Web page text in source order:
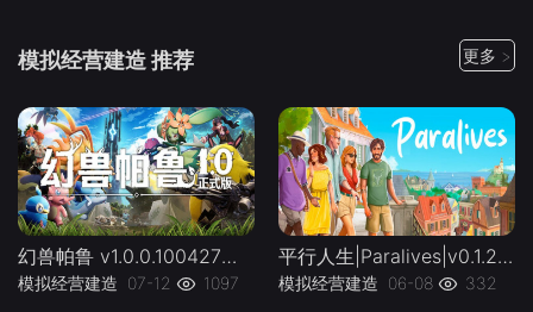
模拟经营建造 推荐 更多 >
幻兽帕鲁 v1.0.0.100427正式版Palworld-官方中文|支持手柄|容量38.3G-游戏本体-绿色免安装-解压即玩~
模拟经营建造 07-12 1097
平行人生|Paralives|v0.1.2b|容量7.72GB|官方简体中文|支持键盘.鼠标-下载-游戏本体-绿色免安装-解压即玩~
模拟经营建造 06-08 332